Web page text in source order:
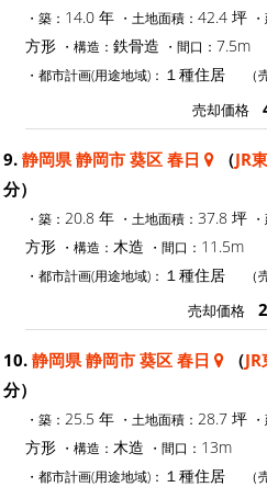
・築： 14.0 年 ・土地面積： 42.4 坪
方形 ・構造： 鉄骨造 ・間口： 7.5m
・都市計画(用途地域)： １種住居
売却価格
9. 静岡県 静岡市 葵区 春日 （JR
分）
・築： 20.8 年 ・土地面積： 37.8 坪
方形 ・構造： 木造 ・間口： 11.5m
・都市計画(用途地域)： １種住居
売却価格
10. 静岡県 静岡市 葵区 春日 （
分）
・築： 25.5 年 ・土地面積： 28.7 坪
方形 ・構造： 木造 ・間口： 13m
・都市計画(用途地域)： １種住居